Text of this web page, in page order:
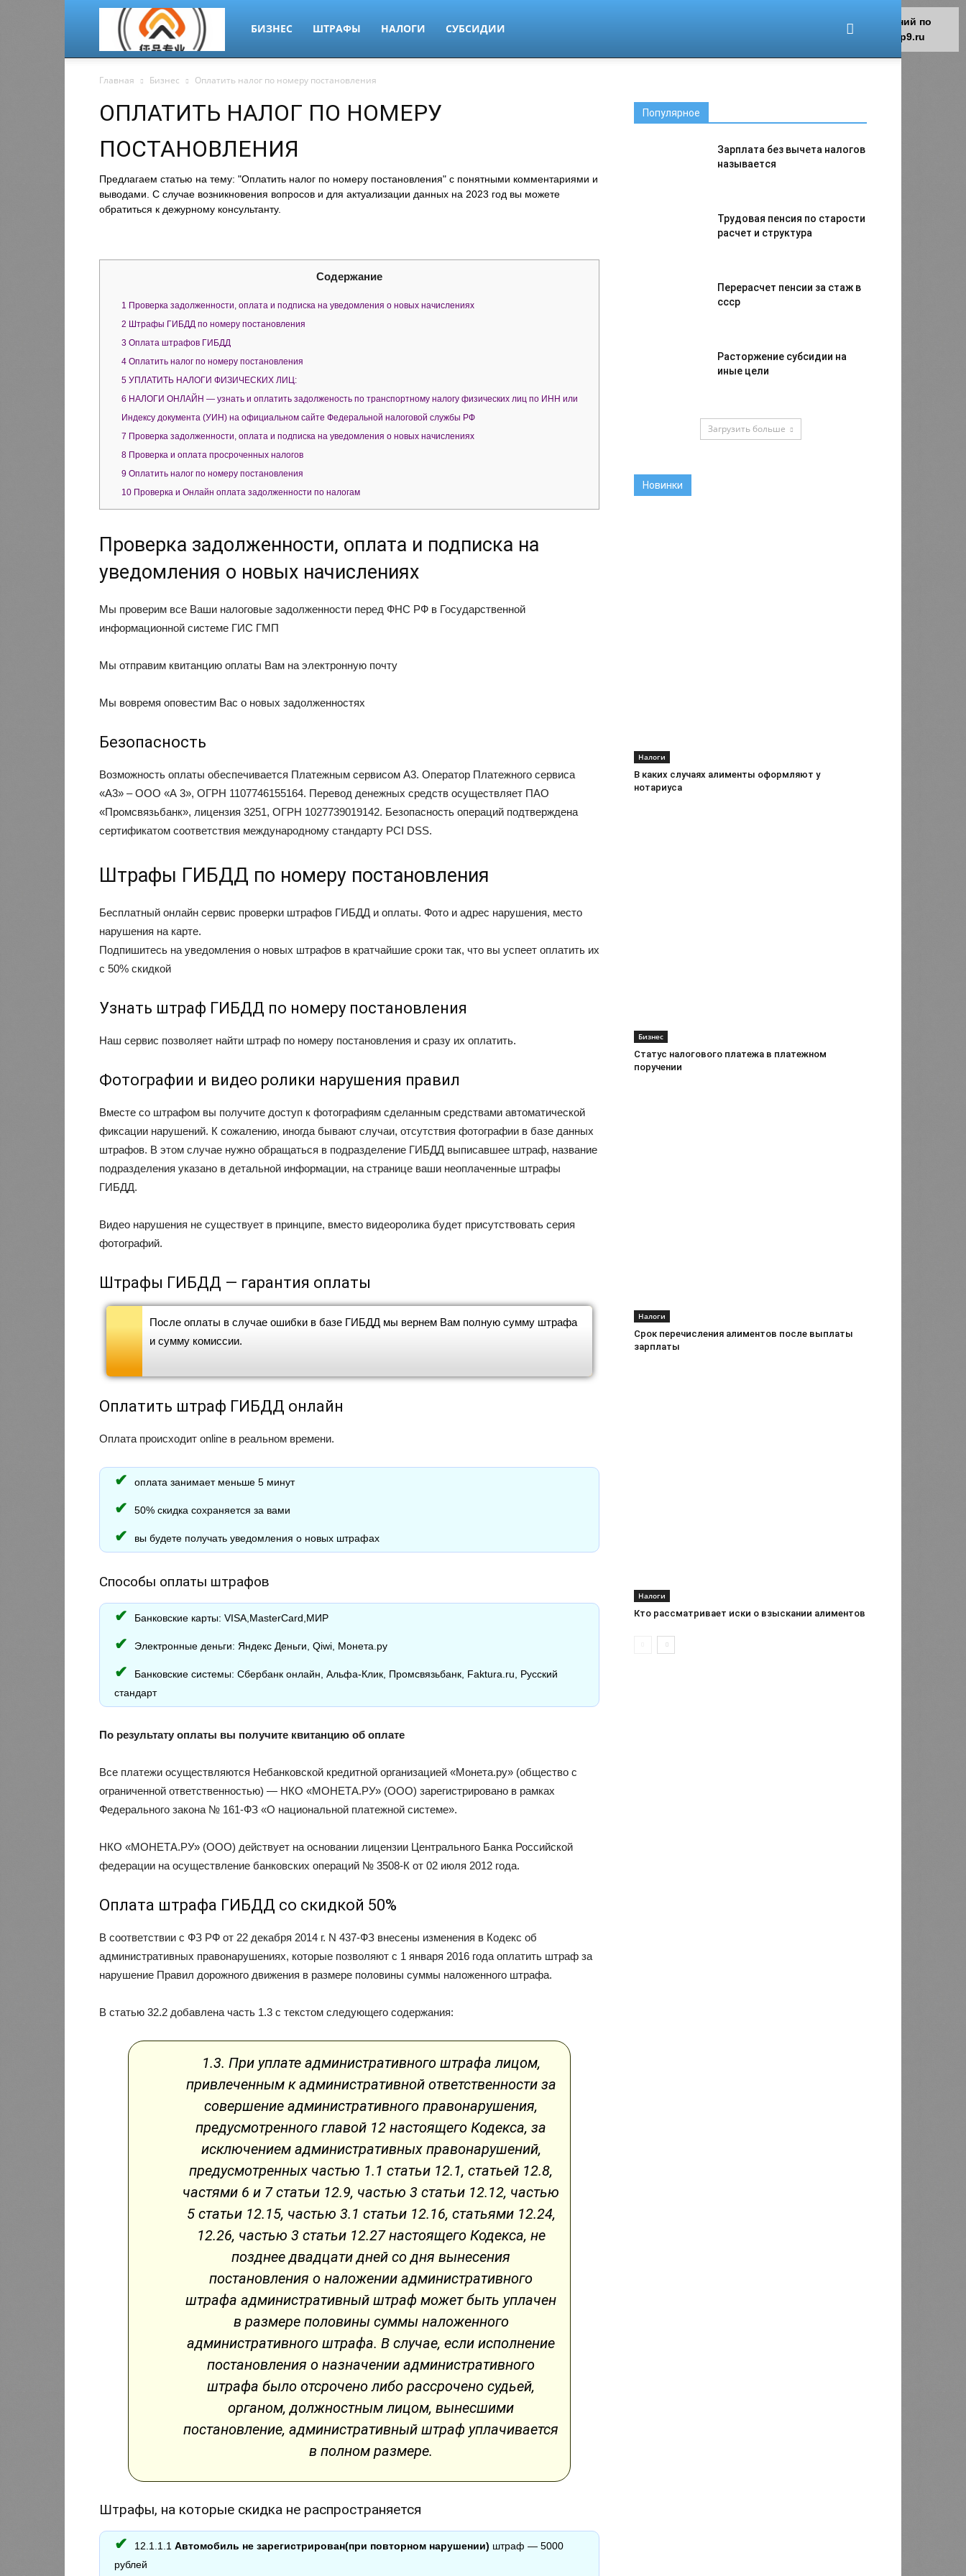
migrant-
plus.ru
БИЗНЕС ШТРАФЫ НАЛОГИ СУБСИДИИ
Главная Бизнес Оплатить налог по номеру постановления
ОПЛАТИТЬ НАЛОГ ПО НОМЕРУ
ПОСТАНОВЛЕНИЯ
Предлагаем статью на тему: "Оплатить налог по номеру постановления" с понятными комментариями и
выводами. С случае возникновения вопросов и для актуализации данных на 2023 год вы можете
обратиться к дежурному консультанту.
Содержание
1 Проверка задолженности, оплата и подписка на уведомления о новых начислениях
2 Штрафы ГИБДД по номеру постановления
3 Оплата штрафов ГИБДД
4 Оплатить налог по номеру постановления
5 УПЛАТИТЬ НАЛОГИ ФИЗИЧЕСКИХ ЛИЦ:
6 НАЛОГИ ОНЛАЙН — узнать и оплатить задолженость по транспортному налогу физических лиц по ИНН или
Индексу документа (УИН) на официальном сайте Федеральной налоговой службы РФ
7 Проверка задолженности, оплата и подписка на уведомления о новых начислениях
8 Проверка и оплата просроченных налогов
9 Оплатить налог по номеру постановления
10 Проверка и Онлайн оплата задолженности по налогам
Проверка задолженности, оплата и подписка на
уведомления о новых начислениях
Мы проверим все Ваши налоговые задолженности перед ФНС РФ в Государственной
информационной системе ГИС ГМП
Мы отправим квитанцию оплаты Вам на электронную почту
Мы вовремя оповестим Вас о новых задолженностях
Безопасность
Возможность оплаты обеспечивается Платежным сервисом А3. Оператор Платежного сервиса
«А3» – ООО «А 3», ОГРН 1107746155164. Перевод денежных средств осуществляет ПАО
«Промсвязьбанк», лицензия 3251, ОГРН 1027739019142. Безопасность операций подтверждена
сертификатом соответствия международному стандарту PCI DSS.
Штрафы ГИБДД по номеру постановления
Бесплатный онлайн сервис проверки штрафов ГИБДД и оплаты. Фото и адрес нарушения, место
нарушения на карте.
Подпишитесь на уведомления о новых штрафов в кратчайшие сроки так, что вы успеет оплатить их
с 50% скидкой
Узнать штраф ГИБДД по номеру постановления
Наш сервис позволяет найти штраф по номеру постановления и сразу их оплатить.
Фотографии и видео ролики нарушения правил
Вместе со штрафом вы получите доступ к фотографиям сделанным средствами автоматической
фиксации нарушений. К сожалению, иногда бывают случаи, отсутствия фотографии в базе данных
штрафов. В этом случае нужно обращаться в подразделение ГИБДД выписавшее штраф, название
подразделения указано в детальной информации, на странице ваши неоплаченные штрафы
ГИБДД.
Видео нарушения не существует в принципе, вместо видеоролика будет присутствовать серия
фотографий.
Штрафы ГИБДД — гарантия оплаты
После оплаты в случае ошибки в базе ГИБДД мы вернем Вам полную сумму штрафа
и сумму комиссии.
Оплатить штраф ГИБДД онлайн
Оплата происходит online в реальном времени.
оплата занимает меньше 5 минут
50% скидка сохраняется за вами
вы будете получать уведомления о новых штрафах
Способы оплаты штрафов
Банковские карты: VISA,MasterCard,МИР
Электронные деньги: Яндекс Деньги, Qiwi, Монета.ру
Банковские системы: Сбербанк онлайн, Альфа-Клик, Промсвязьбанк, Faktura.ru, Русский
стандарт
По результату оплаты вы получите квитанцию об оплате
Все платежи осуществляются Небанковской кредитной организацией «Монета.ру» (общество с
ограниченной ответственностью) — НКО «МОНЕТА.РУ» (ООО) зарегистрировано в рамках
Федерального закона № 161-ФЗ «О национальной платежной системе».
НКО «МОНЕТА.РУ» (ООО) действует на основании лицензии Центрального Банка Российской
федерации на осуществление банковских операций № 3508-К от 02 июля 2012 года.
Оплата штрафа ГИБДД со скидкой 50%
В соответствии с ФЗ РФ от 22 декабря 2014 г. N 437-ФЗ внесены изменения в Кодекс об
административных правонарушениях, которые позволяют с 1 января 2016 года оплатить штраф за
нарушение Правил дорожного движения в размере половины суммы наложенного штрафа.
В статью 32.2 добавлена часть 1.3 с текстом следующего содержания:
1.3. При уплате административного штрафа лицом,
привлеченным к административной ответственности за
совершение административного правонарушения,
предусмотренного главой 12 настоящего Кодекса, за
исключением административных правонарушений,
предусмотренных частью 1.1 статьи 12.1, статьей 12.8,
частями 6 и 7 статьи 12.9, частью 3 статьи 12.12, частью
5 статьи 12.15, частью 3.1 статьи 12.16, статьями 12.24,
12.26, частью 3 статьи 12.27 настоящего Кодекса, не
позднее двадцати дней со дня вынесения
постановления о наложении административного
штрафа административный штраф может быть уплачен
в размере половины суммы наложенного
административного штрафа. В случае, если исполнение
постановления о назначении административного
штрафа было отсрочено либо рассрочено судьей,
органом, должностным лицом, вынесшими
постановление, административный штраф уплачивается
в полном размере.
Штрафы, на которые скидка не распространяется
12.1.1.1 Автомобиль не зарегистрирован(при повторном нарушении) штраф — 5000
рублей
Популярное
Зарплата без вычета налогов
называется
Трудовая пенсия по старости
расчет и структура
Перерасчет пенсии за стаж в
ссср
Расторжение субсидии на
иные цели
Загрузить больше
Новинки
Налоги
В каких случаях алименты оформляют у
нотариуса
Бизнес
Статус налогового платежа в платежном
поручении
Налоги
Срок перечисления алиментов после выплаты
зарплаты
Налоги
Кто рассматривает иски о взыскании алиментов
Для любых предложений по
сайту: migrant-plus@cp9.ru